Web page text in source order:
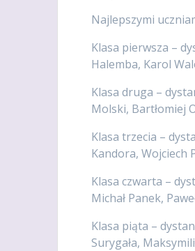
Najlepszymi
Klasa pierwsza –
Halemba, Karol
Klasa druga –
Molski, Bartłomiej
Klasa trzecia –
Kandora, Wojciech
Klasa czwarta –
Michał Panek,
Klasa piąta –
Surygała,